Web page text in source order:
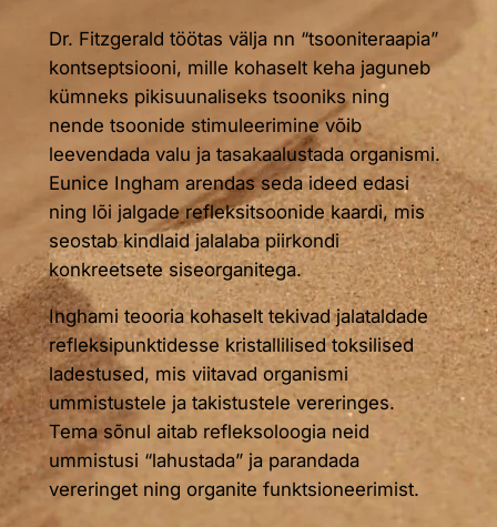
Dr. Fitzgerald töötas välja nn “tsooniteraapia”
kontseptsiooni, mille kohaselt keha jaguneb
kümneks pikisuunaliseks tsooniks ning
nende tsoonide stimuleerimine võib
leevendada valu ja tasakaalustada organismi.
Eunice Ingham arendas seda ideed edasi
ning lõi jalgade refleksitsoonide kaardi, mis
seostab kindlaid jalalaba piirkondi
konkreetsete siseorganitega.
Inghami teooria kohaselt tekivad jalataldade
refleksipunktidesse kristallilised toksilised
ladestused, mis viitavad organismi
ummistustele ja takistustele vereringes.
Tema sõnul aitab refleksoloogia neid
ummistusi “lahustada” ja parandada
vereringet ning organite funktsioneerimist.